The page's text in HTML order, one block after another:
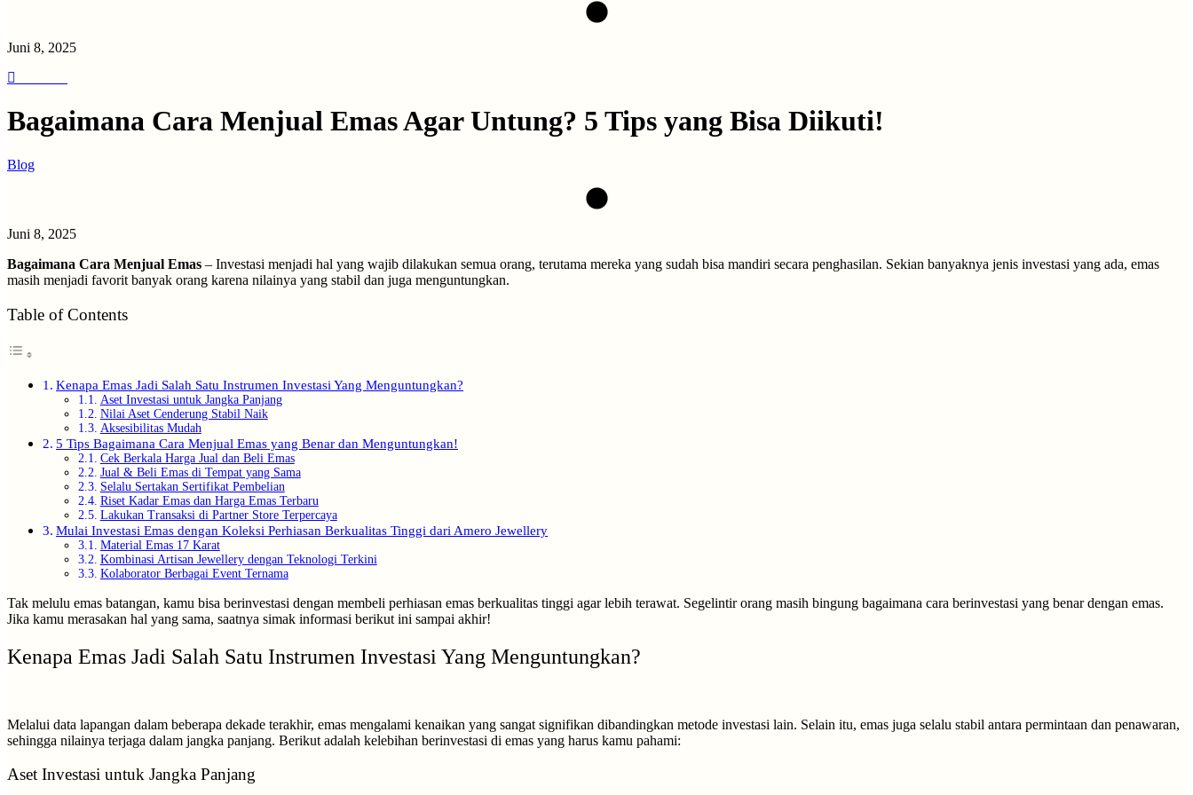
Juni 8, 2025
Bagaimana Cara Menjual Emas Agar Untung? 5 Tips yang Bisa Diikuti!
Blog
Juni 8, 2025
Bagaimana Cara Menjual Emas – Investasi menjadi hal yang wajib dilakukan semua orang, terutama mereka yang sudah bisa mandiri secara penghasilan. Sekian banyaknya jenis investasi yang ada, emas
masih menjadi favorit banyak orang karena nilainya yang stabil dan juga menguntungkan.
Table of Contents
Kenapa Emas Jadi Salah Satu Instrumen Investasi Yang Menguntungkan?
Aset Investasi untuk Jangka Panjang
Nilai Aset Cenderung Stabil Naik
Aksesibilitas Mudah
5 Tips Bagaimana Cara Menjual Emas yang Benar dan Menguntungkan!
Cek Berkala Harga Jual dan Beli Emas
Jual & Beli Emas di Tempat yang Sama
Selalu Sertakan Sertifikat Pembelian
Riset Kadar Emas dan Harga Emas Terbaru
Lakukan Transaksi di Partner Store Terpercaya
Mulai Investasi Emas dengan Koleksi Perhiasan Berkualitas Tinggi dari Amero Jewellery
Material Emas 17 Karat
Kombinasi Artisan Jewellery dengan Teknologi Terkini
Kolaborator Berbagai Event Ternama
Tak melulu emas batangan, kamu bisa berinvestasi dengan membeli perhiasan emas berkualitas tinggi agar lebih terawat. Segelintir orang masih bingung bagaimana cara berinvestasi yang benar dengan emas.
Jika kamu merasakan hal yang sama, saatnya simak informasi berikut ini sampai akhir!
Kenapa Emas Jadi Salah Satu Instrumen Investasi Yang Menguntungkan?
Melalui data lapangan dalam beberapa dekade terakhir, emas mengalami kenaikan yang sangat signifikan dibandingkan metode investasi lain. Selain itu, emas juga selalu stabil antara permintaan dan penawaran,
sehingga nilainya terjaga dalam jangka panjang. Berikut adalah kelebihan berinvestasi di emas yang harus kamu pahami:
Aset Investasi untuk Jangka Panjang